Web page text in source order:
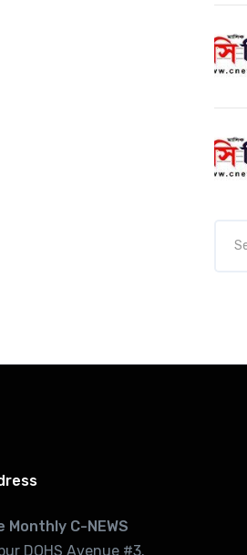
Monthly C-NEWS
DOHS Avenue #3.